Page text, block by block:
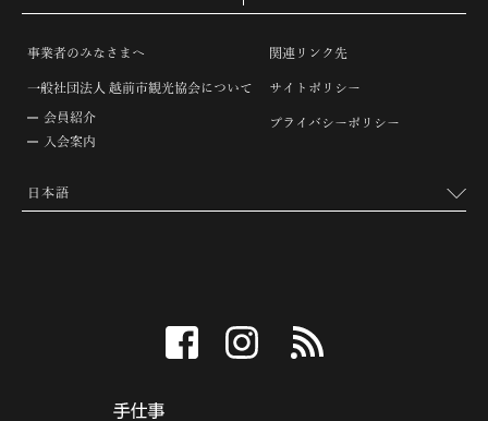
事業者のみなさまへ
一般社団法人 越前市観光協会について
会員紹介
入会案内
関連リンク先
サイトポリシー
プライバシーポリシー
facebook instagram